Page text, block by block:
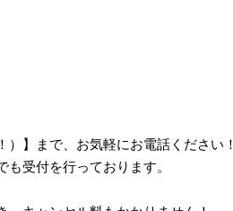
）】まで、お気軽にお電話ください！
受付を行っております。